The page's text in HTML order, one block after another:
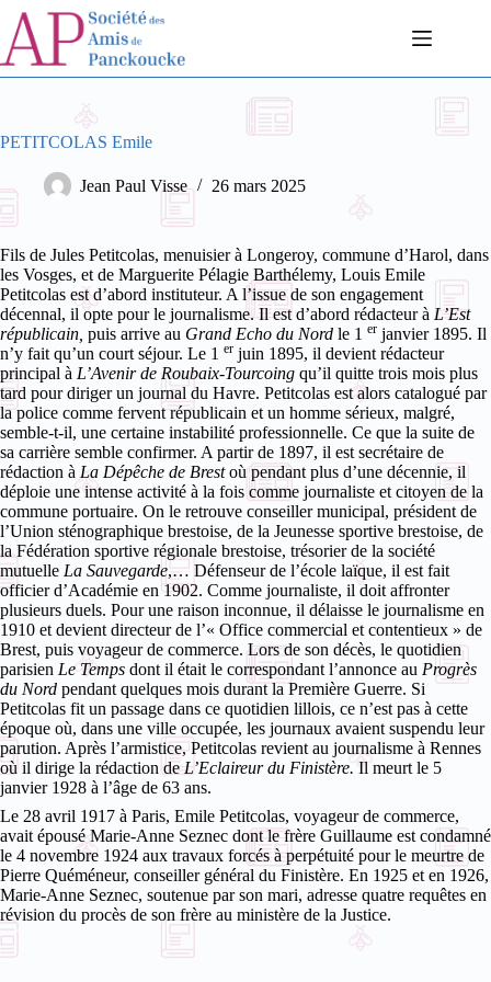
Passer
contenu
PETITCOLAS Emile
Jean Paul Visse 26 mars 2025
Fils de Jules Petitcolas, menuisier à Longeroy, commune d’Harol, dans
les Vosges, et de Marguerite Pélagie Barthélemy, Louis Emile
Petitcolas est d’abord instituteur. A l’issue de son engagement
décennal, il opte pour le journalisme. Il est d’abord rédacteur à L’Est
républicain, puis arrive au Grand Echo du Nord le 1 er janvier 1895. Il
n’y fait qu’un court séjour. Le 1 er juin 1895, il devient rédacteur
principal à L’Avenir de Roubaix-Tourcoing qu’il quitte trois mois plus
tard pour diriger un journal du Havre. Petitcolas est alors catalogué par
la police comme fervent républicain et un homme sérieux, malgré,
semble-t-il, une certaine instabilité professionnelle. Ce que la suite de
sa carrière semble confirmer. A partir de 1897, il est secrétaire de
rédaction à La Dépêche de Brestoù pendant plus d’une décennie, il
déploie une intense activité à la fois comme journaliste et citoyen de la
commune portuaire. On le retrouve conseiller municipal, président de
l’Union sténographique brestoise, de la Jeunesse sportive brestoise, de
la Fédération sportive régionale brestoise, trésorier de la société
mutuelle La Sauvegarde,… Défenseur de l’école laïque, il est fait
officier d’Académie en 1902. Comme journaliste, il doit affronter
plusieurs duels. Pour une raison inconnue, il délaisse le journalisme en
1910 et devient directeur de l’« Office commercial et contentieux » de
Brest, puis voyageur de commerce. Lors de son décès, le quotidien
parisien Le Temps dont il était le correspondant l’annonce au Progrès
du Nord pendant quelques mois durant la Première Guerre. Si
Petitcolas fit un passage dans ce quotidien lillois, ce n’est pas à cette
époque où, dans une ville occupée, les journaux avaient suspendu leur
parution. Après l’armistice, Petitcolas revient au journalisme à Rennes
où il dirige la rédaction deL’Eclaireur du Finistère.Il meurt le 5
janvier 1928 à l’âge de 63 ans.
Le 28 avril 1917 à Paris, Emile Petitcolas, voyageur de commerce,
avait épousé Marie-Anne Seznec dont le frère Guillaume est condamné
le 4 novembre 1924 aux travaux forcés à perpétuité pour le meurtre de
Pierre Quéméneur, conseiller général du Finistère. En 1925 et en 1926,
Marie-Anne Seznec, soutenue par son mari, adresse quatre requêtes en
révision du procès de son frère au ministère de la Justice.